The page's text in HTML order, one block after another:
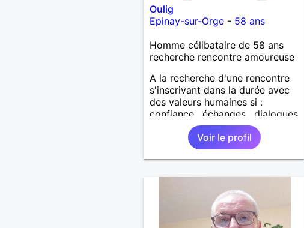
Oulig
Epinay-sur-Orge- 58 ans
Homme célibataire de 58 ans
recherche rencontre amoureuse
A la recherche d'une rencontre
s'inscrivant dans la durée avec
des valeurs humaines si :
confiance , échanges , dialogues
, fidélité , partage .... vous
interpelle
Voir le profil